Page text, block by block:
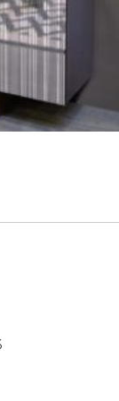
n.1